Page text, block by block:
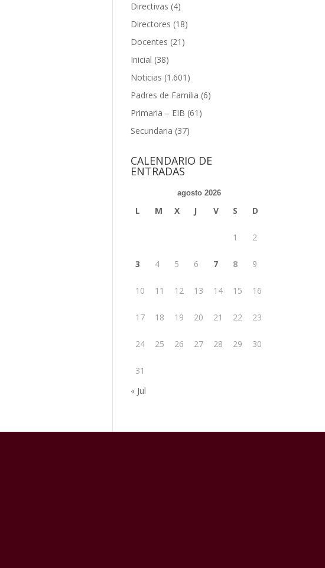
Directivas (4)
Directores (18)
Docentes (21)
Inicial (38)
Noticias (1.601)
Padres de Familia (6)
Primaria – EIB (61)
Secundaria (37)
CALENDARIO DE
ENTRADAS
agosto 2026
L M X J V S D
1 2
3 4 5 6 7 8 9
10 11 12 13 14 15 16
17 18 19 20 21 22 23
24 25 26 27 28 29 30
31
« Jul